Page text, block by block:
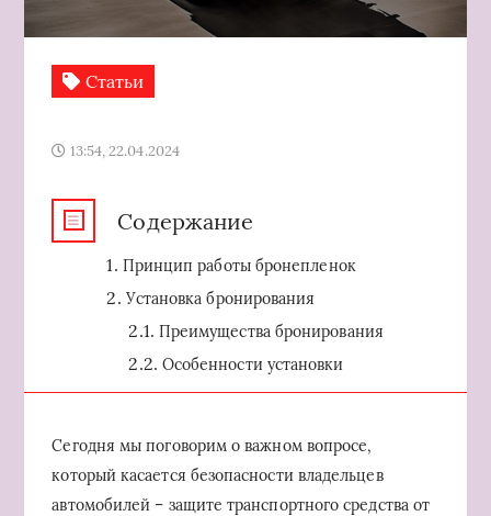
Статьи
13:54, 22.04.2024
Содержание
Принцип работы бронепленок
Установка бронирования
Преимущества бронирования
Особенности установки
Сегодня мы поговорим о важном вопросе,
который касается безопасности владельцев
автомобилей – защите транспортного средства от